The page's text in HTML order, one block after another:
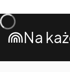
Na